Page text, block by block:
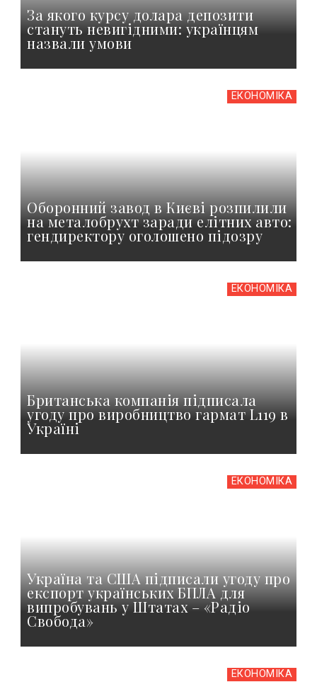
За якого курсу долара депозити
стануть невигідними: українцям
назвали умови
ЕКОНОМІКА
Оборонний завод в Києві розпилили
на металобрухт заради елітних авто:
гендиректору оголошено підозру
ЕКОНОМІКА
Британська компанія підписала
угоду про виробництво гармат L119 в
Україні
ЕКОНОМІКА
Україна та США підписали угоду про
експорт українських БПЛА для
випробувань у Штатах – «Радіо
Свобода»
ЕКОНОМІКА